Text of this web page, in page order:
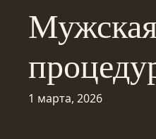
Мужская
1 марта, 2026